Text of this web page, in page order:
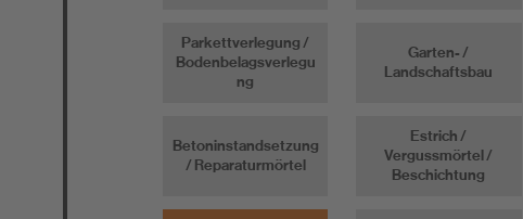
Parkettverlegung /
Bodenbelagsverlegu
ng
Garten- /
Landschaftsbau
Betoninstandsetzung
/ Reparaturmörtel
Estrich /
Vergussmörtel /
Beschichtung